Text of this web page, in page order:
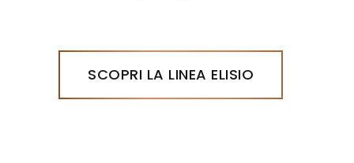
SCOPRI LA LINEA ELISIO